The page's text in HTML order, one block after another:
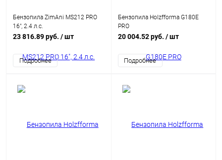
Бензопила ZimAni MS212 PRO
16", 2.4 л.с.
23 816.89 руб. / шт
Подробнее
Бензопила Holzfforma G180E
PRO
20 004.52 руб. / шт
Подробнее